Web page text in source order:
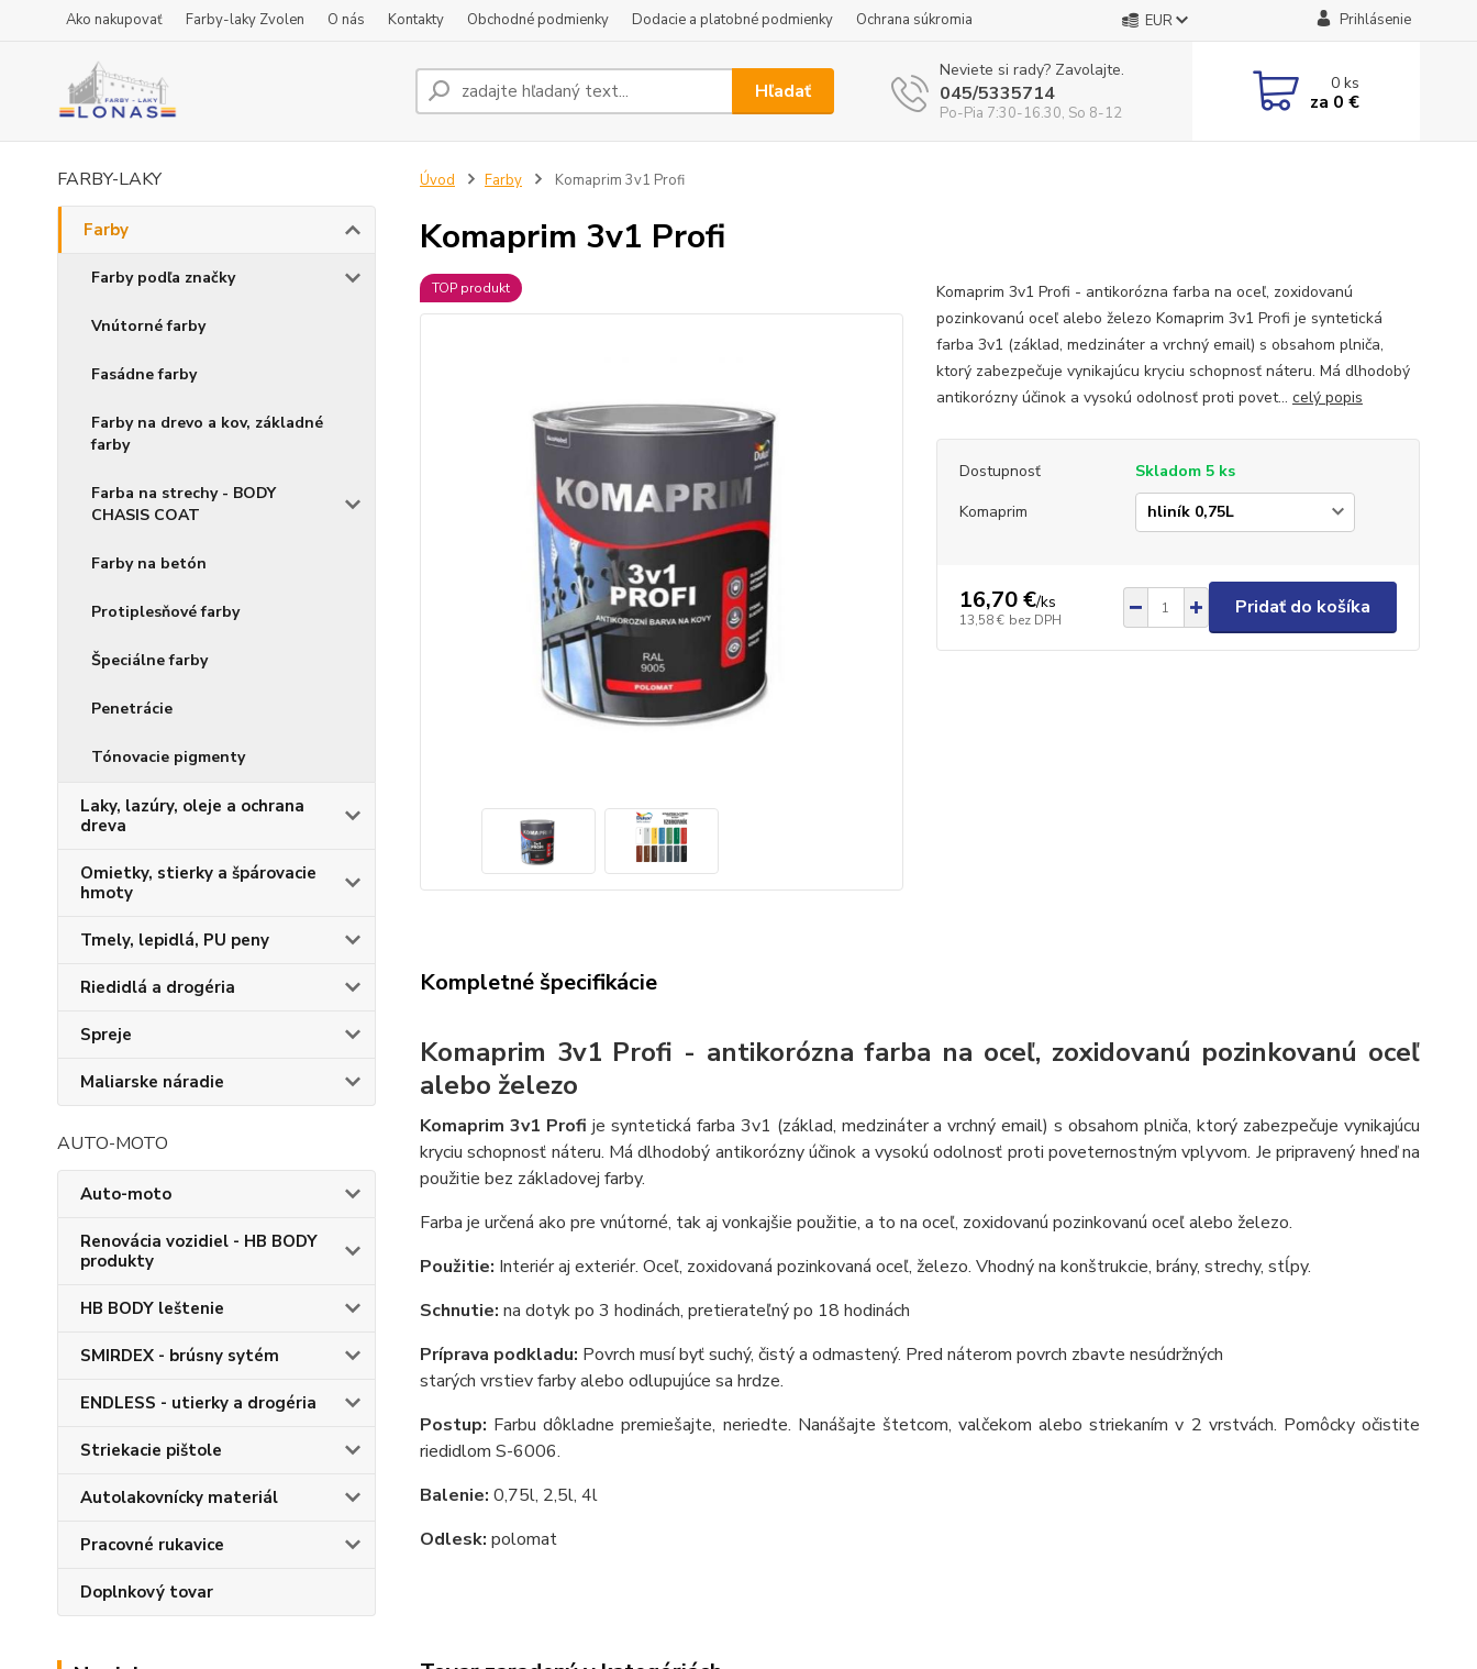
Ako nakupovať Farby-laky Zvolen O nás Kontakty Obchodné podmienky Dodacie a platobné podmienky Ochrana súkromia EUR Prihlásenie
Hľadať
Neviete si rady? Zavolajte.
045/5335714
Po-Pia 7:30-16.30, So 8-12
0ks
za 0 €
FARBY-LAKY
Farby
Farby podľa značky
Vnútorné farby
Fasádne farby
Farby na drevo a kov, základné
farby
Farba na strechy - BODY
CHASIS COAT
Farby na betón
Protiplesňové farby
Špeciálne farby
Penetrácie
Tónovacie pigmenty
Laky, lazúry, oleje a ochrana
dreva
Omietky, stierky a špárovacie
hmoty
Tmely, lepidlá, PU peny
Riedidlá a drogéria
Spreje
Maliarske náradie
AUTO-MOTO
Auto-moto
Renovácia vozidiel - HB BODY
produkty
HB BODY leštenie
SMIRDEX - brúsny sytém
ENDLESS - utierky a drogéria
Striekacie pištole
Autolakovnícky materiál
Pracovné rukavice
Doplnkový tovar
Úvod Farby Komaprim 3v1 Profi
Komaprim 3v1 Profi
TOP produkt
Komaprim 3v1 Profi - antikorózna farba na oceľ, zoxidovanú
pozinkovanú oceľ alebo železo Komaprim 3v1 Profi je syntetická
farba 3v1 (základ, medzináter a vrchný email) s obsahom plniča,
ktorý zabezpečuje vynikajúcu kryciu schopnosť náteru. Má dlhodobý
antikorózny účinok a vysokú odolnosť proti povet... celý popis
Dostupnosť
Skladom 5 ks
Komaprim
16,70 €/ks
13,58 € bez DPH
Pridať do košíka
Kompletné špecifikácie
Komaprim 3v1 Profi - antikorózna farba na oceľ, zoxidovanú pozinkovanú oceľ
alebo železo
Komaprim 3v1 Profi je syntetická farba 3v1 (základ, medzináter a vrchný email) s obsahom plniča, ktorý zabezpečuje vynikajúcu
kryciu schopnosť náteru. Má dlhodobý antikorózny účinok a vysokú odolnosť proti poveternostným vplyvom. Je pripravený hneď na
použitie bez základovej farby.
Farba je určená ako pre vnútorné, tak aj vonkajšie použitie, a to na oceľ, zoxidovanú pozinkovanú oceľ alebo železo.
Použitie: Interiér aj exteriér. Oceľ, zoxidovaná pozinkovaná oceľ, železo. Vhodný na konštrukcie, brány, strechy, stĺpy.
Schnutie: na dotyk po 3 hodinách, pretierateľný po 18 hodinách
Príprava podkladu: Povrch musí byť suchý, čistý a odmastený. Pred náterom povrch zbavte nesúdržných
starých vrstiev farby alebo odlupujúce sa hrdze.
Postup: Farbu dôkladne premiešajte, neriedte. Nanášajte štetcom, valčekom alebo striekaním v 2 vrstvách. Pomôcky očistite
riedidlom S-6006.
Balenie: 0,75l, 2,5l, 4l
Odlesk: polomat